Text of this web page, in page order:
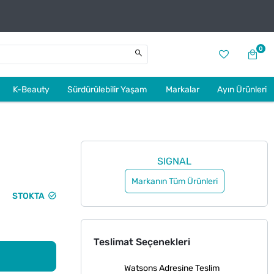
0
K-Beauty Sürdürülebilir Yaşam Markalar Ayın Ürünleri
STOKTA
SIGNAL
Markanın Tüm Ürünleri
Teslimat Seçenekleri
Watsons Adresine Teslim